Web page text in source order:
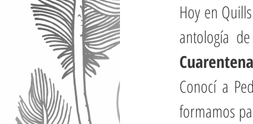
Hoy en
antología
Cuarentena
Conocí a
formamos